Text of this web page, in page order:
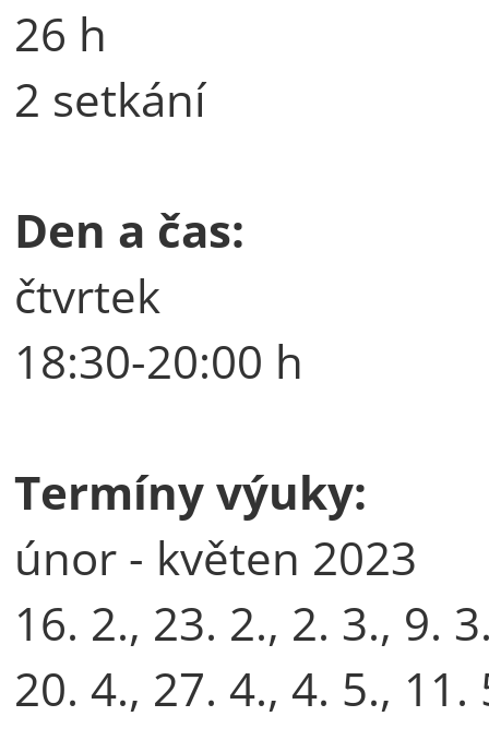
26 h
2 setkání
Den a čas:
čtvrtek
18:30-20:00 h
Termíny výuky:
únor - květen 2023
16. 2., 23. 2., 2. 3., 9.
20. 4., 27. 4., 4. 5.,